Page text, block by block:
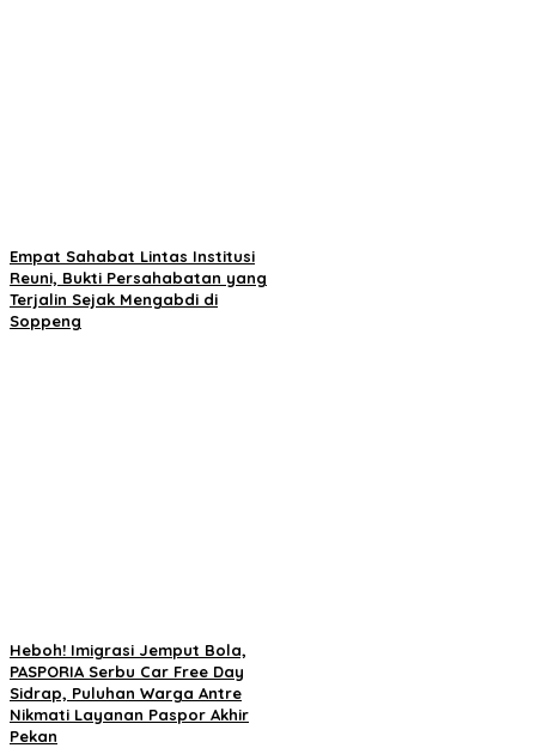
Empat Sahabat Lintas Institusi
Reuni, Bukti Persahabatan yang
Terjalin Sejak Mengabdi di
Soppeng
Heboh! Imigrasi Jemput Bola,
PASPORIA Serbu Car Free Day
Sidrap, Puluhan Warga Antre
Nikmati Layanan Paspor Akhir
Pekan